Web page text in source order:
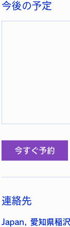
今後の予定
今すぐ予約
連絡先
Japan, 愛知県稲